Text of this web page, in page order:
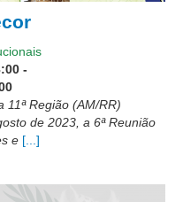
-
11ª Região (AM/RR)
de 2023, a 6ª Reunião
e [...]